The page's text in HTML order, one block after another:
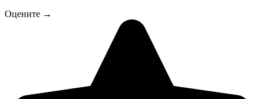
Оцените →